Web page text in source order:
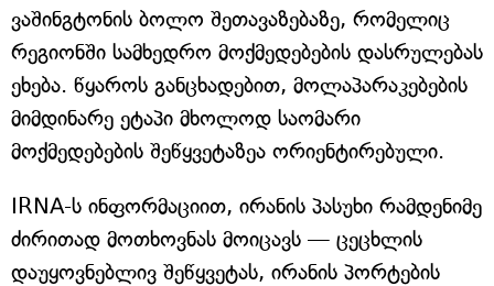
ვაშინგტონის ბოლო შეთავაზებაზე, რომელიც
რეგიონში სამხედრო მოქმედებების დასრულებას
ეხება. წყაროს განცხადებით, მოლაპარაკებების
მიმდინარე ეტაპი მხოლოდ საომარი
მოქმედებების შეწყვეტაზეა ორიენტირებული.
IRNA-ს ინფორმაციით, ირანის პასუხი რამდენიმე
ძირითად მოთხოვნას მოიცავს — ცეცხლის
დაუყოვნებლივ შეწყვეტას, ირანის პორტების